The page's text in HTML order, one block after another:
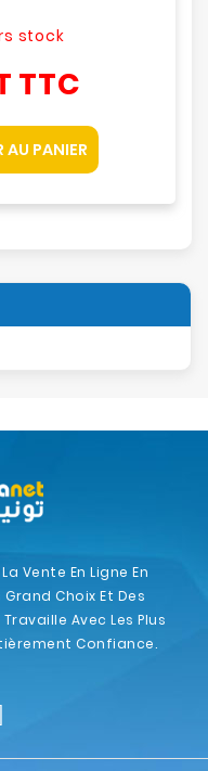
stock
TTC
AU PANIER
Vente En Ligne En
Choix Et Des
Avec Les Plus
Confiance.